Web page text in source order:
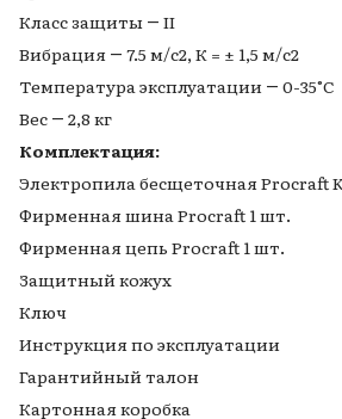
Класс защиты ― II
Вибрация ― 7.5 м/с2, К = ± 1,5 м/с2
Температура эксплуатации ― 0-35°C
Вес ― 2,8 кг
Комплектация:
Электропила бесщеточная Procraft
Фирменная шина Proсraft 1 шт.
Фирменная цепь Proсraft 1 шт.
Защитный кожух
Ключ
Инструкция по эксплуатации
Гарантийный талон
Картонная коробка